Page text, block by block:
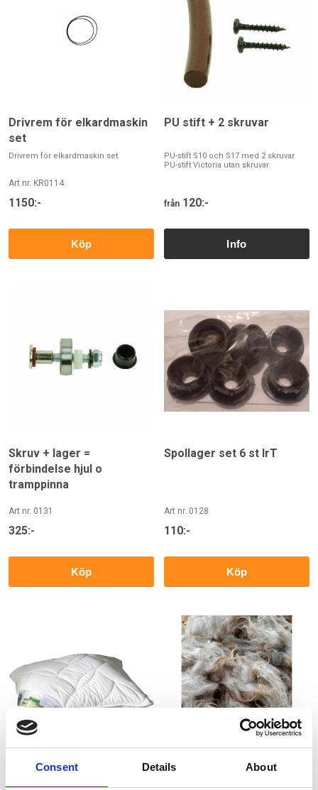
Consent Details About
Drivrem för elkardmaskin
set
Drivrem för elkardmaskin set
Art nr. KR0114
1150:-
Köp
PU stift + 2 skruvar
PU-stift S10 och S17 med 2 skruvar
PU-stift Victoria utan skruvar.
från 120:-
Skruv + lager =
förbindelse hjul o
tramppinna
Art nr. 0131
325:-
Köp
Spollager set 6 st IrT
Art nr. 0128
110:-
Köp